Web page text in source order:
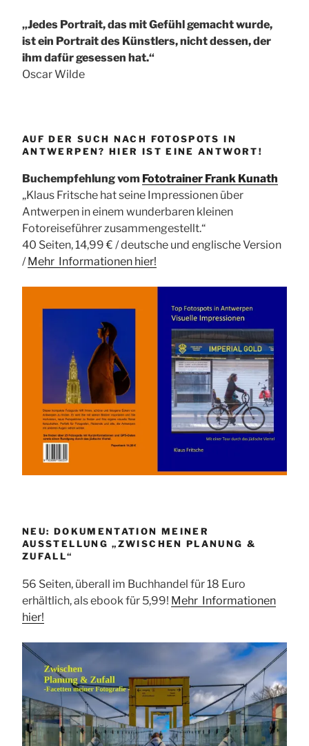
„Jedes Portrait, das mit Gefühl gemacht wurde,
ist ein Portrait des Künstlers, nicht dessen, der
ihm dafür gesessen hat.“
Oscar Wilde
AUF DER SUCH NACH FOTOSPOTS IN
ANTWERPEN? HIER IST EINE ANTWORT!
Buchempfehlung vom Fototrainer Frank Kunath
„Klaus Fritsche hat seine Impressionen über
Antwerpen in einem wunderbaren kleinen
Fotoreiseführer zusammengestellt.“
40 Seiten, 14,99 € / deutsche und englische Version
/ Mehr Informationen hier!
NEU: DOKUMENTATION MEINER
AUSSTELLUNG „ZWISCHEN PLANUNG &
ZUFALL“
56 Seiten, überall im Buchhandel für 18 Euro
erhältlich, als ebook für 5,99! Mehr Informationen
hier!